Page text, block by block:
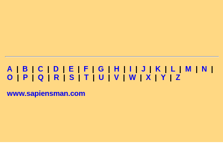
A | B | C | D | E | F | G | H | I | J | K | L | M | N |
O | P | Q | R | S | T | U | V | W | X | Y | Z
www.sapiensman.com